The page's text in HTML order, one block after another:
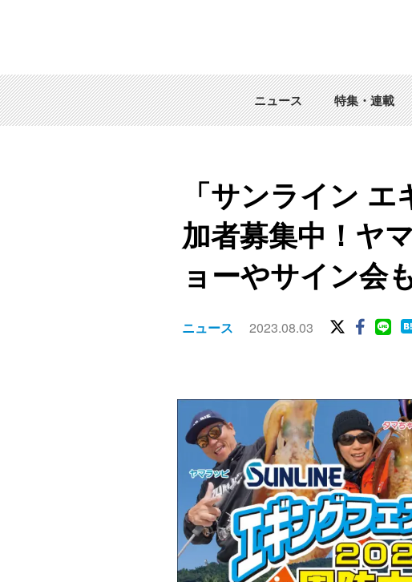
ニュース 特集・連載
「サンライン
加者募集中！ヤ
ョーやサイン会
ニュース 2023.08.03